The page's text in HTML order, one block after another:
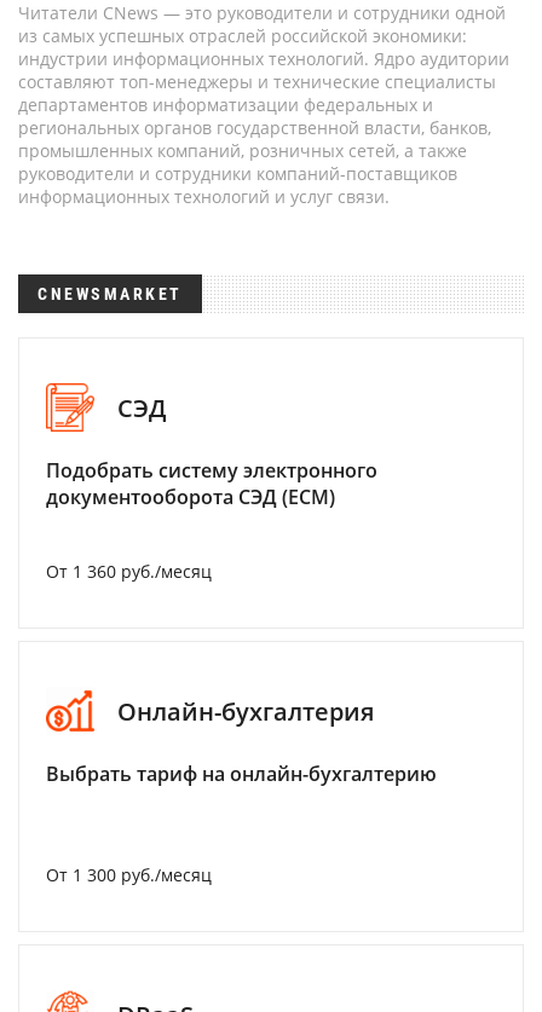
Читатели CNews — это руководители и сотрудники одной
из самых успешных отраслей российской экономики:
индустрии информационных технологий. Ядро аудитории
составляют топ-менеджеры и технические специалисты
департаментов информатизации федеральных и
региональных органов государственной власти, банков,
промышленных компаний, розничных сетей, а также
руководители и сотрудники компаний-поставщиков
информационных технологий и услуг связи.
CNEWSMARKET
СЭД
Подобрать систему электронного
документооборота СЭД (ECM)
От 1 360 руб./месяц
Онлайн-бухгалтерия
Выбрать тариф на онлайн-бухгалтерию
От 1 300 руб./месяц